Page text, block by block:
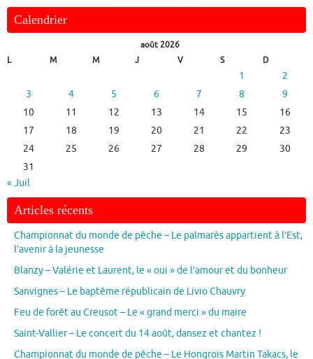
Calendrier
août 2026
L
M M J V S D
1
2
3
4 5 6 7 8
9
10
11 12 13 14 15
16
17
18 19 20 21 22
23
24
25 26 27 28 29
30
31
« Juil
Articles récents
Championnat du monde de pêche – Le palmarès appartient à l’Est,
l’avenir à la jeunesse
Blanzy – Valérie et Laurent, le « oui » de l’amour et du bonheur
Sanvignes – Le baptême républicain de Livio Chauvry
Feu de forêt au Creusot – Le « grand merci » du maire
Saint-Vallier – Le concert du 14 août, dansez et chantez !
Championnat du monde de pêche – Le Hongrois Martin Takacs, le